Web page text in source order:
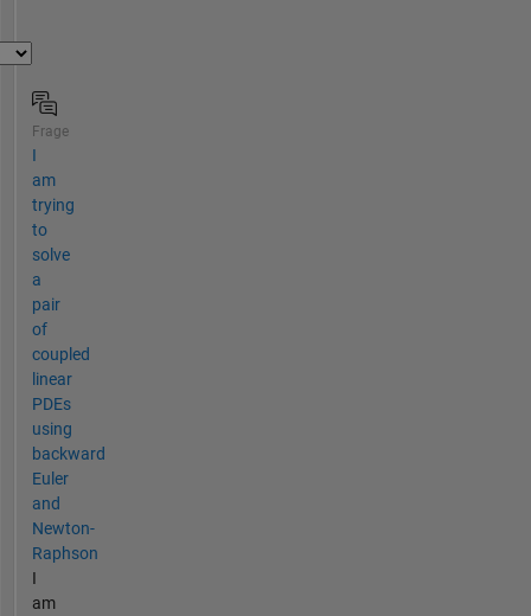
Frage
I
am
trying
to
solve
a
pair
of
coupled
linear
PDEs
using
backward
Euler
and
Newton-
Raphson
I
am